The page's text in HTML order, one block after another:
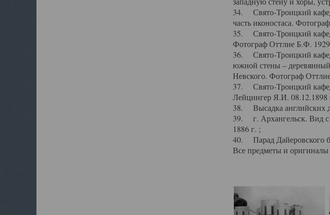
34. Свято-Троицкий
часть иконостаса.
35. Свято-Троицкий
Фотограф Оттлие Б.Ф.
36. Свято-Троицкий
южной стены – деревянный
Невского. Фотограф
37. Свято-Троицкий
Лейцингер Я.И. 08.12.1898
38. Высадка английских
39. г. Архангельск. Вид с
1886 г. ;
40. Парад Дайеровского
Все предметы и оригиналы